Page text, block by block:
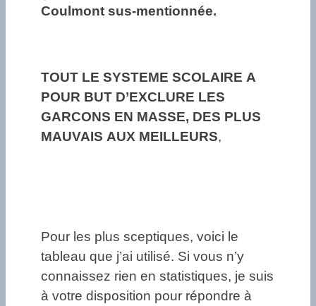
Coulmont sus-mentionnée.
TOUT LE SYSTEME SCOLAIRE A
POUR BUT D’EXCLURE LES
GARCONS EN MASSE, DES PLUS
MAUVAIS AUX MEILLEURS,
Pour les plus sceptiques, voici le
tableau que j’ai utilisé. Si vous n’y
connaissez rien en statistiques, je suis
à votre disposition pour répondre à